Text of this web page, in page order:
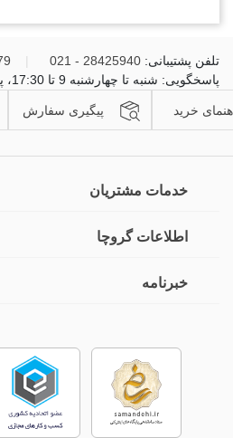
تلفن پشتیبانی: 28425940 - 021
پاسخگویی: شنبه تا چهارشنبه 9 تا 17:30، پنجشنبه 9 تا 14:30
خرید پیگیری سفارش
خدمات مشتریان
اطلاعات گروچا
خبرنامه